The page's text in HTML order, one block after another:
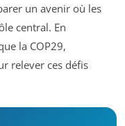
un avenir où les
central. En
la COP29,
relever ces défis